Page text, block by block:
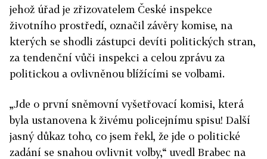
jehož úřad je zřizovatelem České inspekce
životního prostředí, označil závěry komise, na
kterých se shodli zástupci devíti politických stran,
za tendenční vůči inspekci a celou zprávu za
politickou a ovlivněnou blížícími se volbami.
„Jde o první sněmovní vyšetřovací komisi, která
byla ustanovena k živému policejnímu spisu! Další
jasný důkaz toho, co jsem řekl, že jde o politické
zadání se snahou ovlivnit volby,“ uvedl Brabec na